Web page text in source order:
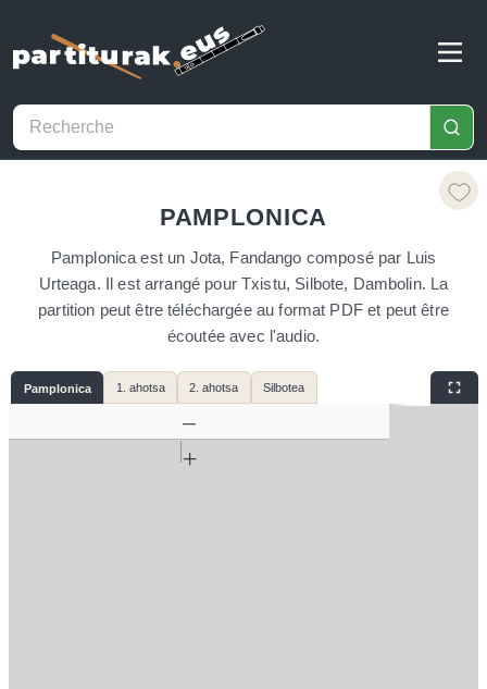
PAMPLONICA
Pamplonica est un Jota, Fandango composé par Luis
Urteaga. Il est arrangé pour Txistu, Silbote, Dambolin. La
partition peut être téléchargée au format PDF et peut être
écoutée avec l'audio.
Pamplonica 1. ahotsa 2. ahotsa Silbotea